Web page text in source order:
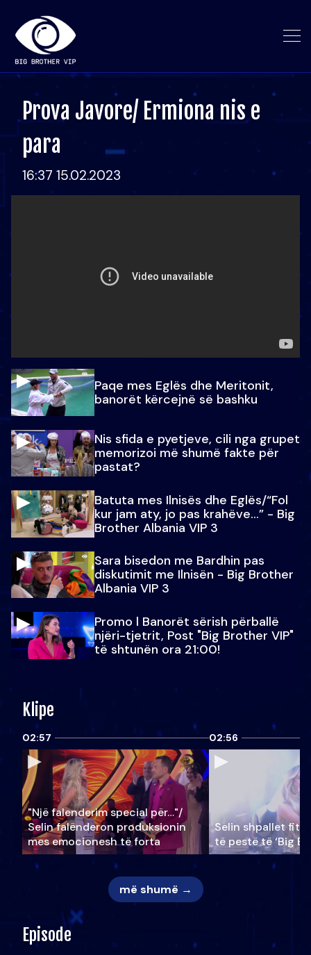
Prova Javore/ Ermiona nis e
para
16:37 15.02.2023
Paqe mes Eglës dhe Meritonit,
banorët kërcejnë së bashku
Nis sfida e pyetjeve, cili nga grupet
memorizoi më shumë fakte për
pastat?
Batuta mes Ilnisës dhe Eglës/“Fol
kur jam aty, jo pas krahëve…” - Big
Brother Albania VIP 3
Sara bisedon me Bardhin pas
diskutimit me Ilnisën - Big Brother
Albania VIP 3
Promo l Banorët sërish përballë
njëri-tjetrit, Post "Big Brother VIP"
të shtunën ora 21:00!
Klipe
02:57
"Një falenderim special për…"/
Selin falënderon produksionin
mes emocionesh të forta
02:56
Selin shpallet
të pestë të ‘Big
më shumë →
Episode